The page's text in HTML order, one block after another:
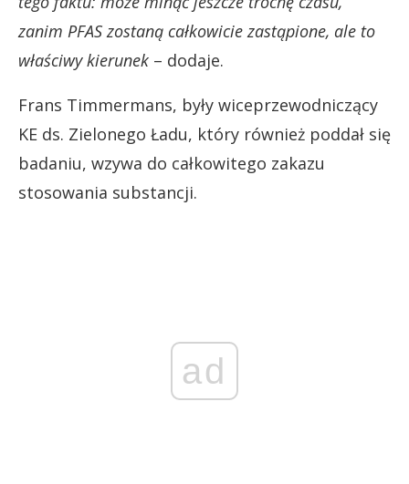
zanim PFAS zostaną całkowicie zastąpione, ale to
właściwy kierunek – dodaje.
Frans Timmermans, były wiceprzewodniczący
KE ds. Zielonego Ładu, który również poddał się
badaniu, wzywa do całkowitego zakazu
stosowania substancji.
ad